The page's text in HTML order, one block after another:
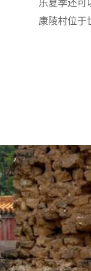
乐夏季还可
康陵村位于